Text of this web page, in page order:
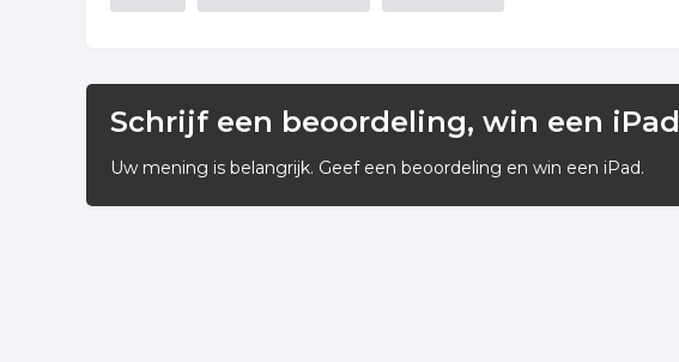
Schrijf een beoordeling, win een iPad
Uw mening is belangrijk. Geef een beoordeling en win een iPad.